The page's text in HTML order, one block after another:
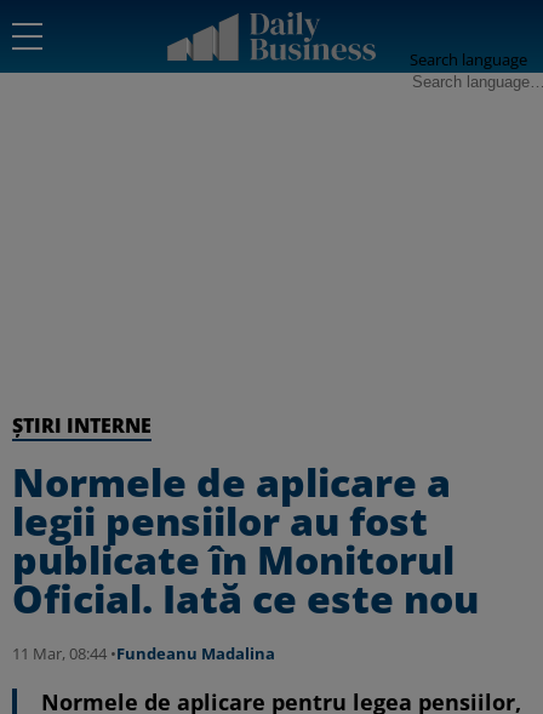
Search language
ȘTIRI INTERNE
Normele de aplicare a
legii pensiilor au fost
publicate în Monitorul
Oficial. Iată ce este nou
11 Mar, 08:44 •Fundeanu Madalina
Normele de aplicare pentru legea pensiilor,